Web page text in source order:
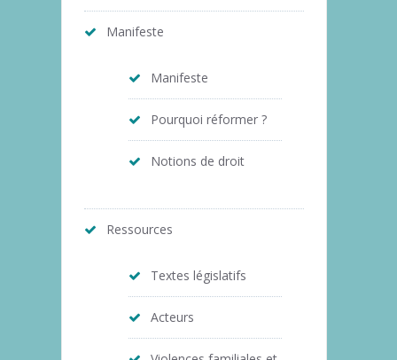
Manifeste
Manifeste
Pourquoi réformer ?
Notions de droit
Ressources
Textes législatifs
Acteurs